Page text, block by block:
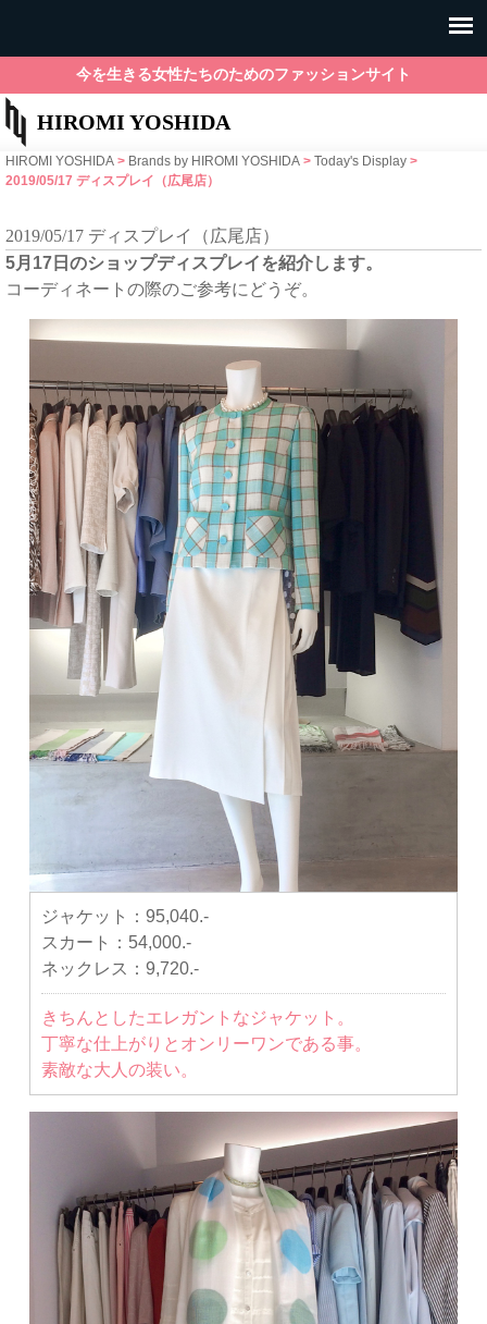
HIROMI YOSHIDA
今を生きる女性たちのためのファッションサイト
HIROMI YOSHIDA > Brands by HIROMI YOSHIDA > Today's Display >
2019/05/17 ディスプレイ（広尾店）
2019/05/17 ディスプレイ（広尾店）
5月17日のショップディスプレイを紹介します。
コーディネートの際のご参考にどうぞ。
ジャケット： 95,040.-
スカート： 54,000.-
ネックレス： 9,720.-
きちんとしたエレガントなジャケット。
丁寧な仕上がりとオンリーワンである事。
素敵な大人の装い。